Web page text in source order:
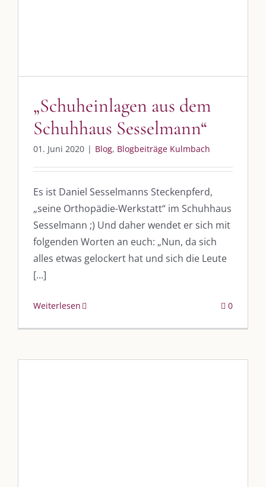
„Schuheinlagen aus dem
Schuhhaus Sesselmann“
01. Juni 2020 | Blog, Blogbeiträge Kulmbach
Es ist Daniel Sesselmanns Steckenpferd,
„seine Orthopädie-Werkstatt“ im Schuhhaus
Sesselmann ;) Und daher wendet er sich mit
folgenden Worten an euch: „Nun, da sich
alles etwas gelockert hat und sich die Leute
[...]
Weiterlesen 0